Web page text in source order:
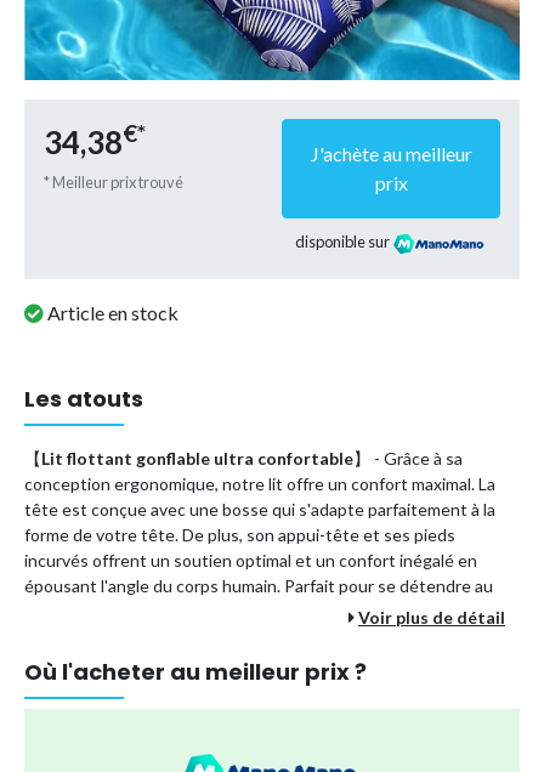
34,38€*
* Meilleur prix trouvé
J'achète au meilleur
prix
disponible sur
Article en stock
Les atouts
【Lit flottant gonflable ultra confortable】 - Grâce à sa
conception ergonomique, notre lit offre un confort maximal. La
tête est conçue avec une bosse qui s'adapte parfaitement à la
forme de votre tête. De plus, son appui-tête et ses pieds
incurvés offrent un soutien optimal et un confort inégalé en
épousant l'angle du corps humain. Parfait pour se détendre au
【Léger et portable】 - Ce hamac gonflable flottant est non
seulement facile à gonfler et à dégonfler, mais aussi pliable pour
il est fourni avec une pompe à air. Une fois dégonflé, il est si
Voir plus de détail
Où l'acheter au meilleur prix ?